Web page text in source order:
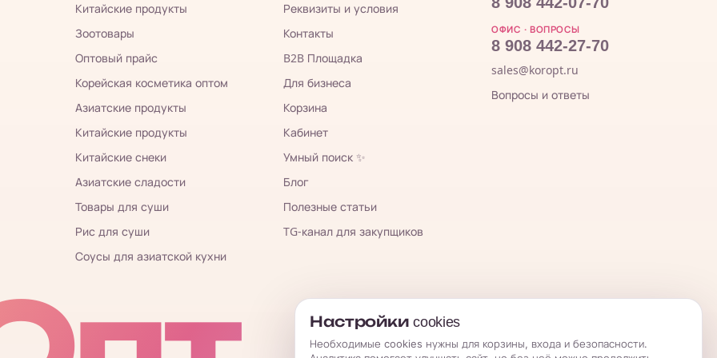
Китайские продукты
Зоотовары
Оптовый прайс
Корейская косметика оптом
Азиатские продукты
Китайские продукты
Китайские снеки
Азиатские сладости
Товары для суши
Рис для суши
Соусы для азиатской кухни
Реквизиты и условия
Контакты
B2B Площадка
Для бизнеса
Корзина
Кабинет
Умный поиск ✨
Блог
Полезные статьи
TG-канал для закупщиков
ОФИС · ВОПРОСЫ
8 908 442-27-70
sales@koropt.ru
Вопросы и ответы
Настройки cookies
Необходимые cookies нужны для корзины, входа и безопасности.